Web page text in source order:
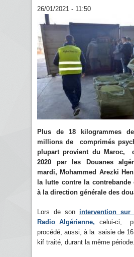
26/01/2021 - 11:50
Plus de 18 kilogrammes
millions de comprimés
plupart provient du Maroc,
2020 par les Douanes
mardi, Mohammed Arezki
la lutte contre la contrebande
à la direction générale des
Lors de son intervention
Radio Algérienne, celui-ci,
procédé, aussi, à la saisie de 16
kif traité, durant la même période.